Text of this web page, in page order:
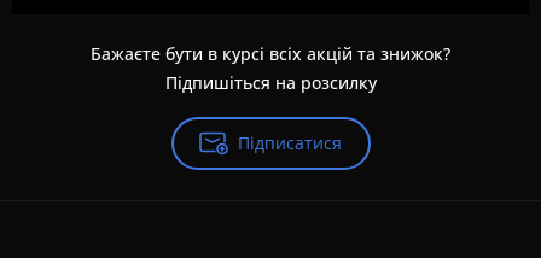
Бажаєте бути в курсі всіх акцій та знижок?
Підпишіться на розсилку
Підписатися